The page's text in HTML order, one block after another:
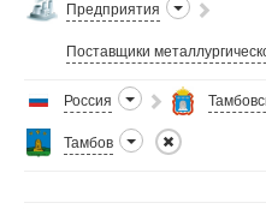
Предприятия
Поставщики
Россия
Тамбов